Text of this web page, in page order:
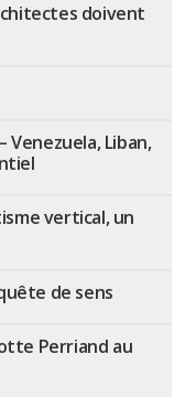
doivent
Liban,
vertical, un
de sens
Perriand au